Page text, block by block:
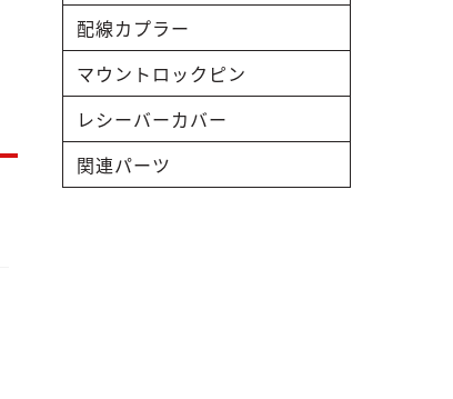
配線カプラー
マウントロックピン
レシーバーカバー
関連パーツ